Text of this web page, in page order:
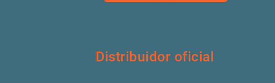
Distribuidor oficial